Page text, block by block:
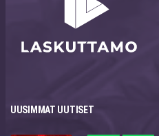
UUSIMMAT UUTISET